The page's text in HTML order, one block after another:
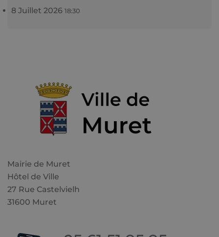
8 Juillet 202618:30
Mairie de Muret
Hôtel de Ville
27 Rue Castelvielh
31600 Muret